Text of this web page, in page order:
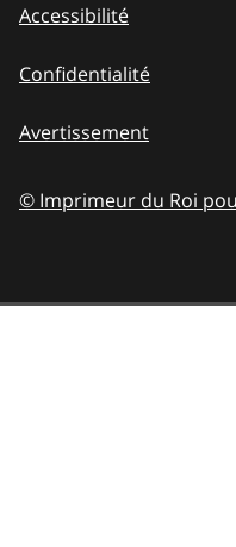
Accessibilité
Confidentialité
Avertissement
© Imprimeur du Roi